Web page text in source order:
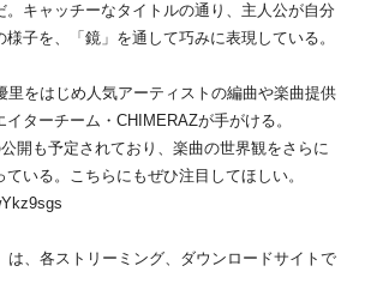
。キャッチーなタイトルの通り、主人公が自分
子を、「鏡」を通して巧みに表現している。
里をはじめ人気アーティストの編曲や楽曲提供
ターチーム・CHIMERAZが手がける。
開も予定されており、楽曲の世界観をさらに
いる。こちらにもぜひ注目してほしい。
は、各ストリーミング、ダウンロードサイトで